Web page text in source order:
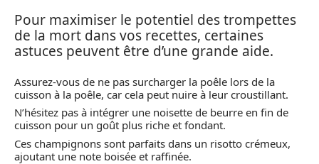
Pour maximiser le potentiel des trompettes
de la mort dans vos recettes, certaines
astuces peuvent être d’une grande aide.
Assurez-vous de ne pas surcharger la poêle lors de la
cuisson à la poêle, car cela peut nuire à leur croustillant.
N’hésitez pas à intégrer une noisette de beurre en fin de
cuisson pour un goût plus riche et fondant.
Ces champignons sont parfaits dans un risotto crémeux,
ajoutant une note boisée et raffinée.